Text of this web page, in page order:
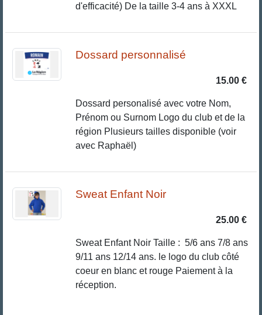
d'efficacité) De la taille 3-4 ans à XXXL
Dossard personnalisé
15.00 €
Dossard personalisé avec votre Nom,
Prénom ou Surnom Logo du club et de la
région Plusieurs tailles disponible (voir
avec Raphaël)
Sweat Enfant Noir
25.00 €
Sweat Enfant Noir Taille : 5/6 ans 7/8 ans
9/11 ans 12/14 ans. le logo du club côté
coeur en blanc et rouge Paiement à la
réception.